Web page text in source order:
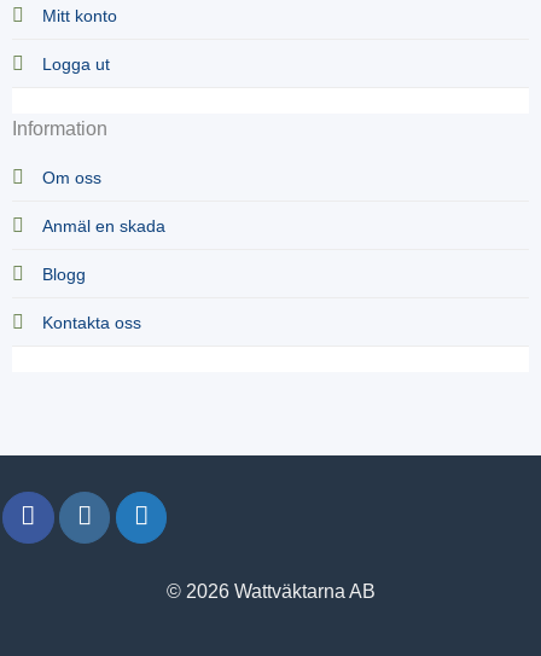
Mitt konto
Logga ut
Information
Om oss
Anmäl en skada
Blogg
Kontakta oss
© 2026 Wattväktarna AB